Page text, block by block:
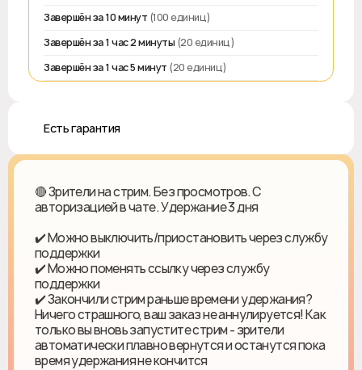
Завершён за 10 минут (100 единиц)
Завершён за 1 час 2 минуты (20 единиц)
Завершён за 1 час 5 минут (20 единиц)
♻️ Есть гарантия
🔴 Зрители на стрим. Без просмотров. С
авторизацией в чате. Удержание 3 дня
✔️ Можно выключить/приостановить через службу
поддержки
✔️ Можно поменять ссылку через службу
поддержки
✔️ Закончили стрим раньше времени удержания?
Ничего страшного, ваш заказ не аннулируется! Как
только вы вновь запустите стрим - зрители
автоматически плавно вернутся и останутся пока
время удержания не кончится